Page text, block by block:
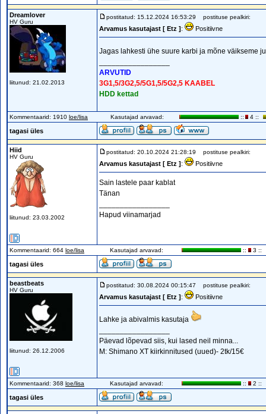
Dreamlover
HV Guru
liitunud: 21.02.2013
postitatud: 15.12.2024 16:53:29 postituse pealkiri:
Arvamus kasutajast [ Etz ]: Positiivne
Jagas lahkesti ühe suure karbi ja mõne väikseme
ARVUTID
3G1,5/3G2,5/5G1,5/5G2,5 KAABEL
HDD kettad
Kommentaarid: 1910 loe/lisa Kasutajad arvavad: :: 4 ::
tagasi üles
Hiid
HV Guru
liitunud: 23.03.2002
postitatud: 20.10.2024 21:28:19 postituse pealkiri:
Arvamus kasutajast [ Etz ]: Positiivne
Sain lastele paar kablat
Tänan
Hapud viinamarjad
Kommentaarid: 664 loe/lisa Kasutajad arvavad: :: 3 ::
tagasi üles
beastbeats
HV Guru
liitunud: 26.12.2006
postitatud: 30.08.2024 00:15:47 postituse pealkiri:
Arvamus kasutajast [ Etz ]: Positiivne
Lahke ja abivalmis kasutaja
Päevad lõpevad siis, kui lased neil minna...
M: Shimano XT kiirkinnitused (uued)- 2tk/15€
Kommentaarid: 368 loe/lisa Kasutajad arvavad: :: 2 ::
tagasi üles